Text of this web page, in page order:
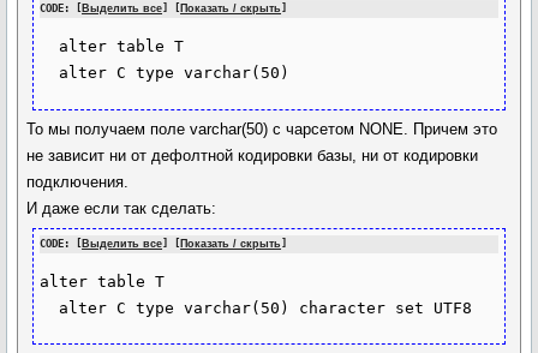
CODE: [ Выделить все] [ Показать / скрыть ]
То мы получаем поле varchar(50) с чарсетом NONE. Причем это
не зависит ни от дефолтной кодировки базы, ни от кодировки
подключения.
И даже если так сделать:
CODE: [ Выделить все Показать / скрыть
alter table T